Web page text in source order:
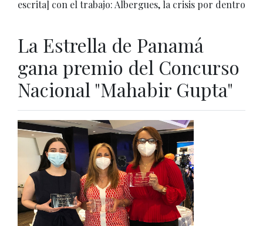
escrita] con el trabajo: Albergues, la crisis por dentro
La Estrella de Panamá
gana premio del Concurso
Nacional "Mahabir Gupta"